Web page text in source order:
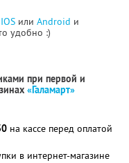
IOS или Android и
удобно :)
при первой и
«Галамарт»
на кассе перед оплатой
в интернет-магазине